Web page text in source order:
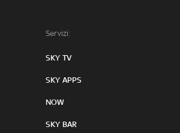
Servizi:
SKY TV
SKY APPS
NOW
SKY BAR